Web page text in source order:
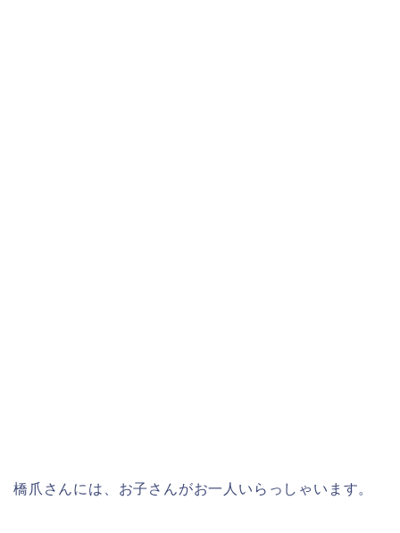
橋爪さんには、お子さんがお一人いらっしゃいます。